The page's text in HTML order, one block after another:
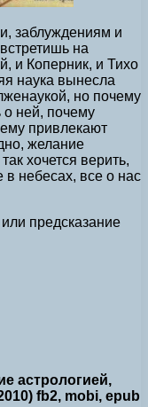
заблуждениям и
на
и Коперник, и Тихо
наука вынесла
но почему
о ней, почему
привлекают
желание
хочется верить,
небесах, все о нас
предсказание
астрологией,
fb2, mobi, epub